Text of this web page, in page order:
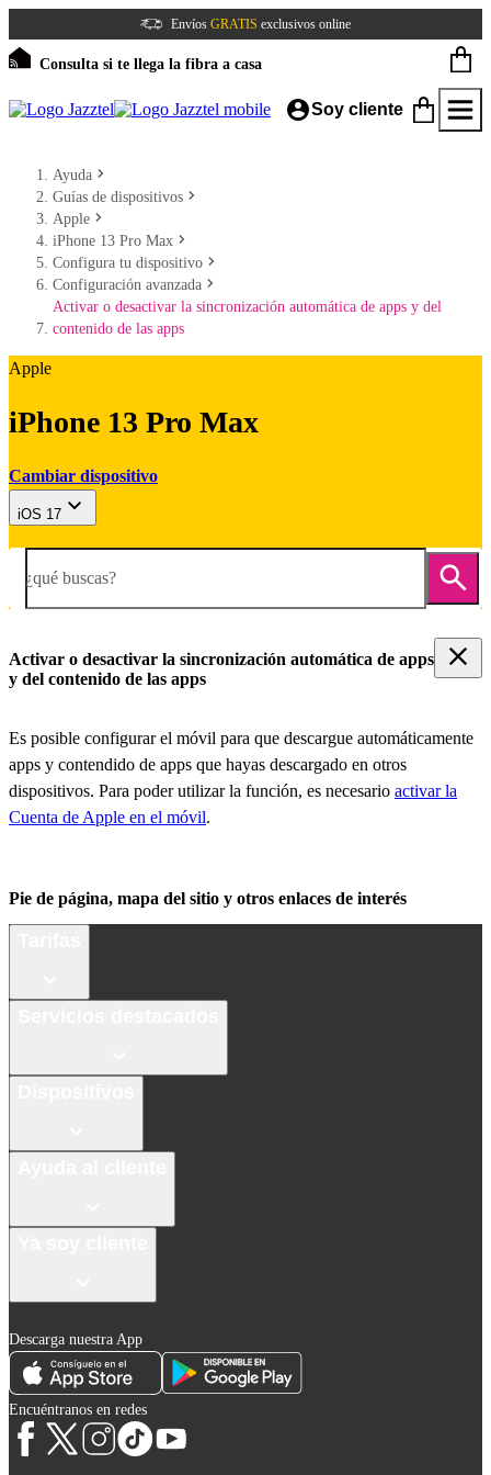
Envíos GRATIS exclusivos online
Consulta si te llega la fibra a casa
Soy cliente
Ayuda
Guías de dispositivos
Apple
iPhone 13 Pro Max
Configura tu dispositivo
Configuración avanzada
Activar o desactivar la sincronización automática de apps y del
contenido de las apps
Apple
iPhone 13 Pro Max
Cambiar dispositivo
iOS 17
¿qué buscas?
Activar o desactivar la sincronización automática de apps
y del contenido de las apps
Es posible configurar el móvil para que descargue automáticamente
apps y contendido de apps que hayas descargado en otros
dispositivos. Para poder utilizar la función, es necesario activar la
Cuenta de Apple en el móvil.
Pie de página, mapa del sitio y otros enlaces de interés
Descarga nuestra App
Encuéntranos en redes